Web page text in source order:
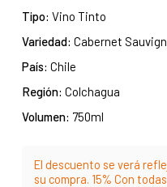
Tipo: Vino Tinto
Variedad: Cabernet
País: Chile
Región: Colchagua
Volumen: 750ml
El descuento se verá
su compra. 15% Con